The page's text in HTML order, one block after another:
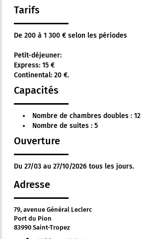
Tarifs
De 200 à 1 300 € selon les périodes
Petit-déjeuner:
Express: 15 €
Continental: 20 €.
Capacités
Nombre de chambres doubles : 12
Nombre de suites : 5
Ouverture
Du 27/03 au 27/10/2026 tous les jours.
Adresse
79, avenue Général Leclerc
Port du Pion
83990 Saint-Tropez